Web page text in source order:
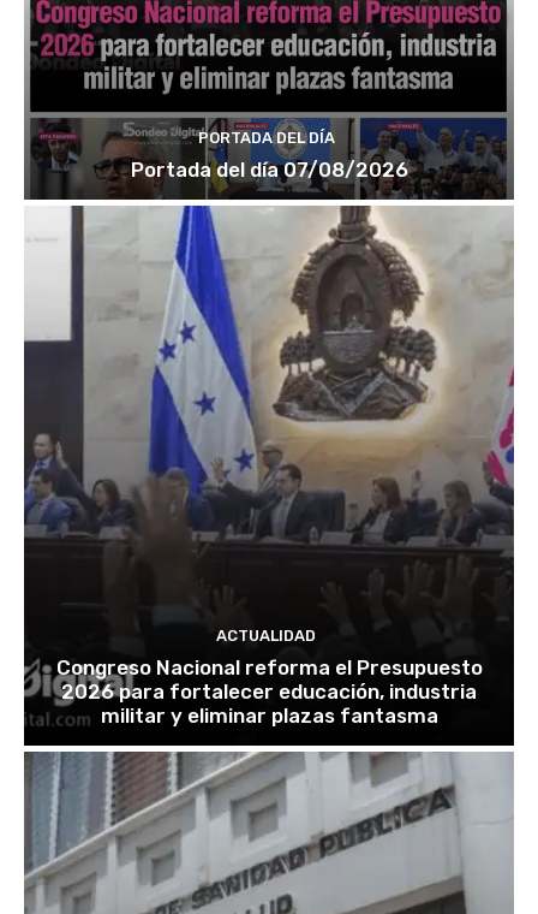
PORTADA DEL DÍA
Portada del día 07/08/2026
ACTUALIDAD
Congreso Nacional reforma el Presupuesto
2026 para fortalecer educación, industria
militar y eliminar plazas fantasma